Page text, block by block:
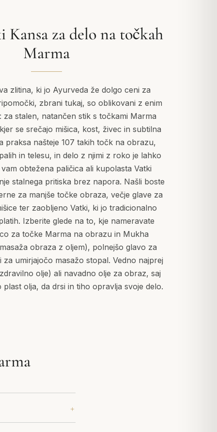
Kansa za delo na točkah
Marma
zlitina, ki jo Ayurveda že dolgo ceni za
zbrani tukaj, so oblikovani z enim
za stalen, natančen stik s točkami Marma
se srečajo mišica, kost, živec in subtilna
praksa našteje 107 takih točk na obrazu,
in telesu, in delo z njimi z roko je lahko
obtežena paličica ali kupolasta Vatki
stalnega pritiska brez napora. Našli boste
za manjše točke obraza, večje glave za
ter zaobljeno Vatki, ki jo tradicionalno
Izberite glede na to, kje nameravate
za točke Marma na obrazu in Mukha
obraza z oljem), polnejšo glavo za
za umirjajočo masažo stopal. Vedno najprej
olje) ali navadno olje za obraz, saj
olja, da drsi in tiho opravlja svoje delo.